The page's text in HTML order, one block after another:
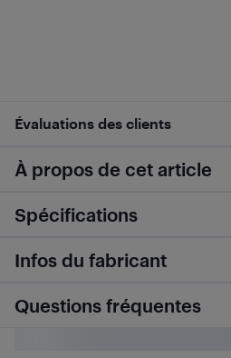
Évaluations des clients
À propos de cet article
Spécifications
Infos du fabricant
Questions fréquentes